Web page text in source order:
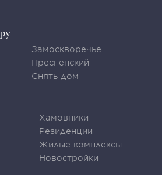
Замоскворечье
Пресненский
Снять дом
Хамовники
Резиденции
Жилые комплексы
Новостройки